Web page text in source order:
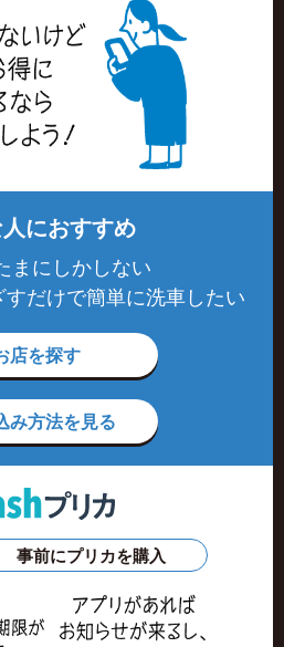
におすすめ
まにしかしない
すだけで簡単に洗車したい
店を探す
み方法を見る
事前にプリカを購入